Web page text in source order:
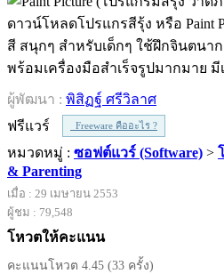
ดาวน์โหลดโปรแกรสีรุ้ง หรือ Paint
สี สนุกๆ สำหรับเด็กๆ ใช้ฝึกจินตนา
พร้อมเครื่องมือสำเร็จรูปมากมาย มี
ผู้พัฒนา : พิสิฏฐ์ ศรีวิลาศ
ฟรีแวร์
Freeware คืออะไร ?
หมวดหมู่ : ซอฟต์แวร์ (Software) >
& Parenting
เมื่อ : 29 เมษายน 2553
ผู้ชม : 79,548
โหวตให้คะแนน
คะแนนโหวต 4.45 (33 ครั้ง)